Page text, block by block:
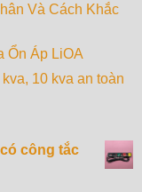
Và Cách Khắc
Ổn Áp LiOA
10 kva an toàn
công tắc